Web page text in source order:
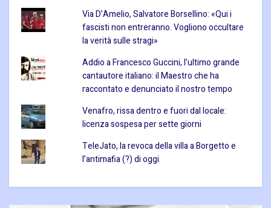
Via D’Amelio, Salvatore Borsellino: «Qui i
fascisti non entreranno. Vogliono occultare
la verità sulle stragi»
Addio a Francesco Guccini, l’ultimo grande
cantautore italiano: il Maestro che ha
raccontato e denunciato il nostro tempo
Venafro, rissa dentro e fuori dal locale:
licenza sospesa per sette giorni
TeleJato, la revoca della villa a Borgetto e
l’antimafia (?) di oggi